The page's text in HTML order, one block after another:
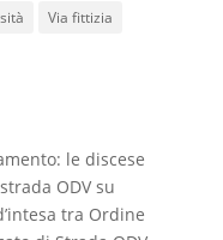
Via fittizia
le discese
ODVsu
tra Ordine